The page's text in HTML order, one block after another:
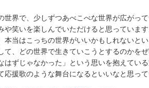
界で、少しずつあべこべな世界が広がって
や笑いを楽しんでいただけると思っていま
当はこっちの世界がいいかもしれないと
、どの世界で生きていこうとするのかをぜ
ずじゃなかった」という思いを抱えてい
援歌のような舞台になるといいなと思って